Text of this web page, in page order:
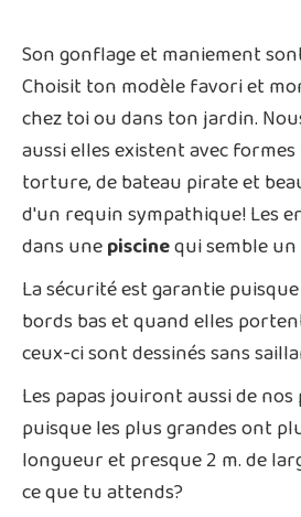
Son gonflage et maniement
Choisit ton modèle favori et
chez toi ou dans ton jardin.
aussi elles existent avec
torture, de bateau pirate et
d'un requin sympathique! Les
dans unepiscinequi semble
La sécurité est garantie
bords bas et quand elles
ceux-ci sont dessinés sans
Les papas jouiront aussi de
puisque les plus grandes ont
longueur et presque 2 m. de
ce que tu attends?